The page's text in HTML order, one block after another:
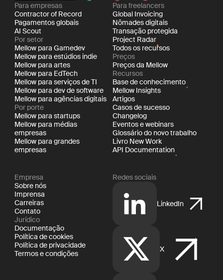
Para empresas
Contractor of Record
Pagamentos globais
AI Scout
Por setor
Mellow para Gamedev
Mellow para estúdios indie
Mellow para artes
Mellow para EdTech
Mellow para serviços de TI
Mellow para dev de software
Mellow para agências digitais
Por porte
Mellow para startups
Mellow para médias
empresas
Mellow para grandes
empresas
Para freelancers
Global Invoicing
Nômades digitais
Transação protegida
Project Radar
Todos os recursos
Preços
Preços da Mellow
Recursos
Base de conhecimento
Mellow Insights
Artigos
Casos de sucesso
Changelog
Eventos e webinars
Glossário do novo trabalho
Livro New Work
API Documentation
Empresa
Sobre nós
Imprensa
Carreiras
Contato
Jurídico
Documentação
Política de cookies
Política de privacidade
Termos e condições
Redes sociais
LinkedIn
X